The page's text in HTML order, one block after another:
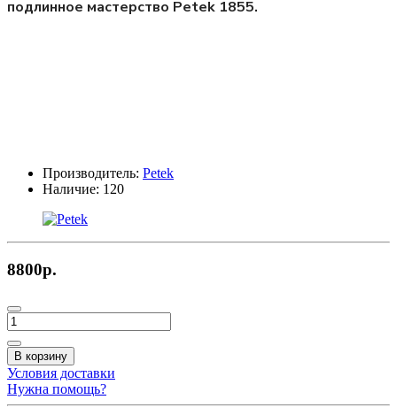
подлинное мастерство Petek 1855.
Производитель: Petek
Наличие: 120
8800р.
В корзину
Условия доставки
Нужна помощь?